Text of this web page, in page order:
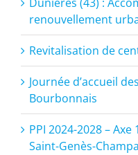
renouvellement
Revitalisation de
Journée d’accueil
Bourbonnais
PPI 2024-2028 –
Saint-Genès-